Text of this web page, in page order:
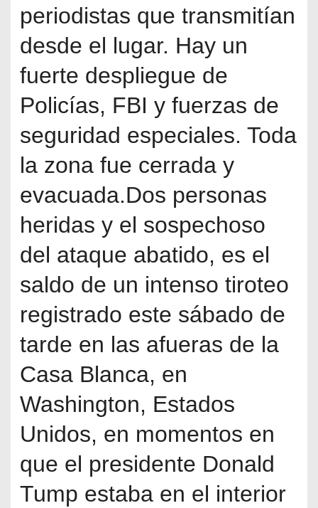
periodistas que transmitían
desde el lugar. Hay un
fuerte despliegue de
Policías, FBI y fuerzas de
seguridad especiales. Toda
la zona fue cerrada y
evacuada.Dos personas
heridas y el sospechoso
del ataque abatido, es el
saldo de un intenso tiroteo
registrado este sábado de
tarde en las afueras de la
Casa Blanca, en
Washington, Estados
Unidos, en momentos en
que el presidente Donald
Tump estaba en el interior